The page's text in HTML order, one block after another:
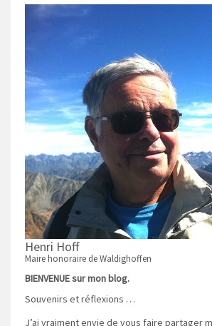
Henri Hoff
Maire honoraire de Waldighoffen
BIENVENUE sur mon blog.
Souvenirs et réflexions …
J’ai vraiment envie de vous faire partager